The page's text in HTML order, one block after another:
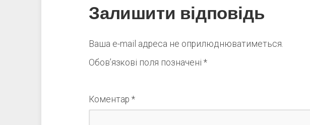
Залишити відповідь
Ваша e-mail адреса не оприлюднюватиметься.
Обов’язкові поля позначені*
Коментар*